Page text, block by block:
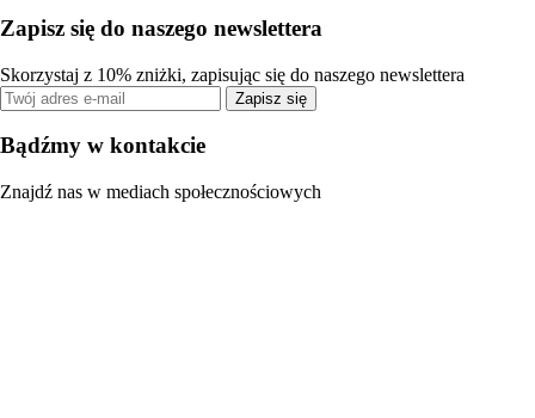
Zapisz się do naszego newslettera
Skorzystaj z 10% zniżki, zapisując się do naszego newslettera
Zapisz się
Bądźmy w kontakcie
Znajdź nas w mediach społecznościowych